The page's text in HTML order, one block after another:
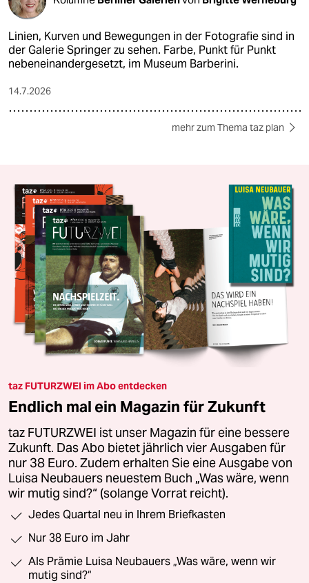
Linien, Kurven und Bewegungen in der Fotografie sind in
der Galerie Springer zu sehen. Farbe, Punkt für Punkt
nebeneinandergesetzt, im Museum Barberini.
14.7.2026
mehr zum Thema taz plan
taz FUTURZWEI im Abo entdecken
Endlich mal ein Magazin für Zukunft
taz FUTURZWEI ist unser Magazin für eine bessere
Zukunft. Das Abo bietet jährlich vier Ausgaben für
nur 38 Euro. Zudem erhalten Sie eine Ausgabe von
Luisa Neubauers neuestem Buch „Was wäre, wenn
wir mutig sind?“ (solange Vorrat reicht).
Jedes Quartal neu in Ihrem Briefkasten
Nur 38 Euro im Jahr
Als Prämie Luisa Neubauers „Was wäre, wenn wir
mutig sind?“